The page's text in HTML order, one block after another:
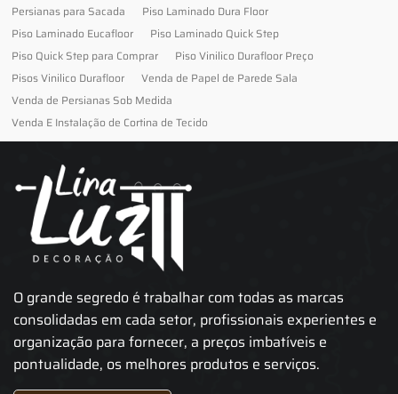
Persianas para Sacada
Piso Laminado Dura Floor
Piso Laminado Eucafloor
Piso Laminado Quick Step
Piso Quick Step para Comprar
Piso Vinilico Durafloor Preço
Pisos Vinilico Durafloor
Venda de Papel de Parede Sala
Venda de Persianas Sob Medida
Venda E Instalação de Cortina de Tecido
O grande segredo é trabalhar com todas as marcas
consolidadas em cada setor, profissionais experientes e
organização para fornecer, a preços imbatíveis e
pontualidade, os melhores produtos e serviços.